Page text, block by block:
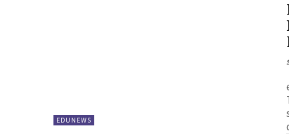
EDUNEWS